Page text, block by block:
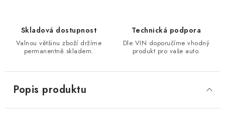
Skladová dostupnost
Valnou většinu zboží držíme
permanentně skladem.
Technická podpora
Dle VIN doporučíme vhodný
produkt pro vaše auto.
Popis produktu